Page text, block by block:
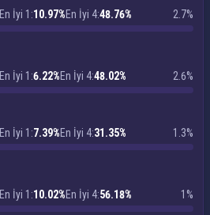
En İyi 1:10.97%En İyi 4:48.76% 2.7%
En İyi 1:6.22%En İyi 4:48.02% 2.6%
En İyi 1:7.39%En İyi 4:31.35% 1.3%
En İyi 1:10.02%En İyi 4:56.18% 1%